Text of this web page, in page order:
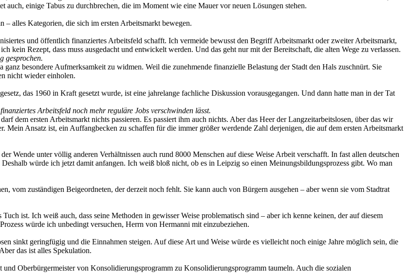
einige Tabus zu durchbrechen, die im Moment wie eine Mauer vor neuen Lösungen stehen.
alles Kategorien, die sich im ersten Arbeitsmarkt bewegen.
und öffentlich finanziertes Arbeitsfeld schafft. Ich vermeide bewusst den Begriff Arbeitsmarkt oder zweiter Arbeitsmarkt,
kein Rezept, dass muss ausgedacht und entwickelt werden. Und das geht nur mit der Bereitschaft, die alten Wege zu verlassen.
gesprochen.
besondere Aufmerksamkeit zu widmen. Weil die zunehmende finanzielle Belastung der Stadt den Hals zuschnürt. Sie
nicht wieder einholen.
das 1960 in Kraft gesetzt wurde, ist eine jahrelange fachliche Diskussion vorausgegangen. Und dann hatte man in der Tat
Arbeitsfeld noch mehr reguläre Jobs verschwinden lässt.
dem ersten Arbeitsmarkt nichts passieren. Es passiert ihm auch nichts. Aber das Heer der Langzeitarbeitslosen, über das wir
Mein Ansatz ist, ein Auffangbecken zu schaffen für die immer größer werdende Zahl derjenigen, die auf dem ersten Arbeitsmarkt
Wende unter völlig anderen Verhältnissen auch rund 8000 Menschen auf diese Weise Arbeit verschafft. In fast allen deutschen
würde ich jetzt damit anfangen. Ich weiß bloß nicht, ob es in Leipzig so einen Meinungsbildungsprozess gibt. Wo man
vom zuständigen Beigeordneten, der derzeit noch fehlt. Sie kann auch von Bürgern ausgehen – aber wenn sie vom Stadtrat
ist. Ich weiß auch, dass seine Methoden in gewisser Weise problematisch sind – aber ich kenne keinen, der auf diesem
würde ich unbedingt versuchen, Herrn von Hermanni mit einzubeziehen.
sinkt geringfügig und die Einnahmen steigen. Auf diese Art und Weise würde es vielleicht noch einige Jahre möglich sein, die
das ist alles Spekulation.
Oberbürgermeister von Konsolidierungsprogramm zu Konsolidierungsprogramm taumeln. Auch die sozialen